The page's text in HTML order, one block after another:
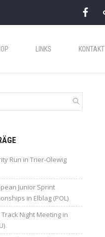
LINKS KONTAKT
Run in Trier-Olewig
Junior Sprint
in Elblag (POL)
Track Night Meeting in